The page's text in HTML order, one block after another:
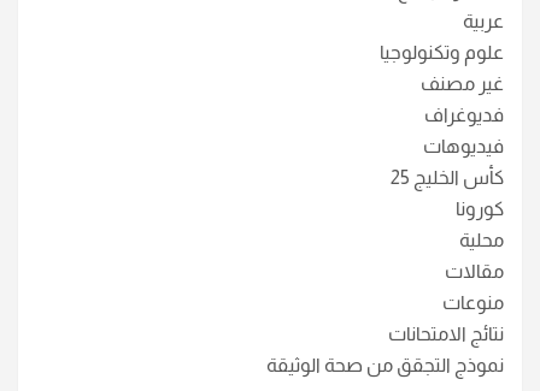
عربية
علوم وتكنولوجيا
غير مصنف
فديوغراف
فيديوهات
كأس الخليج 25
كورونا
محلية
مقالات
منوعات
نتائج الامتحانات
نموذج التجقق من صحة الوثيقة